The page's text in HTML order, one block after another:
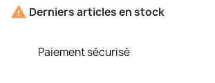
 Derniers articles en stock
Paiement sécurisé